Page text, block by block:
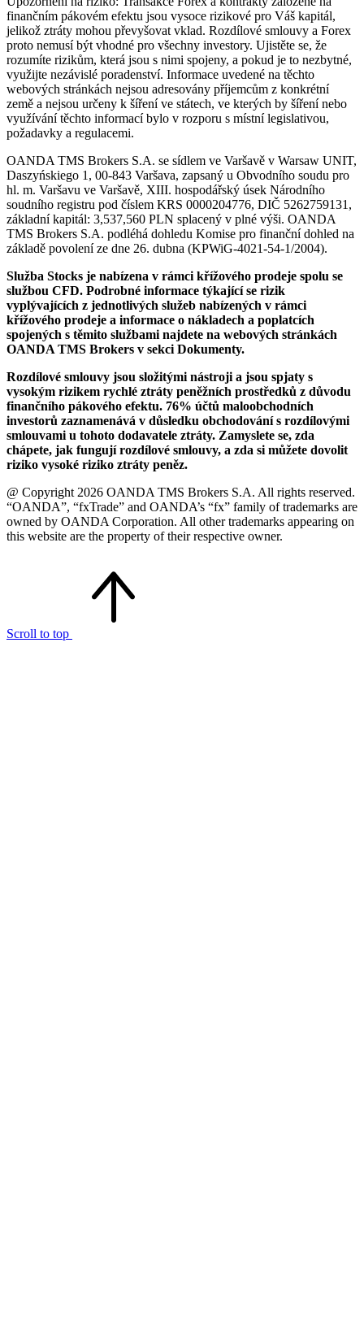
finančním pákovém efektu jsou vysoce rizikové pro Váš kapitál,
jelikož ztráty mohou převyšovat vklad. Rozdílové smlouvy a Forex
proto nemusí být vhodné pro všechny investory. Ujistěte se, že
rozumíte rizikům, která jsou s nimi spojeny, a pokud je to nezbytné,
využijte nezávislé poradenství. Informace uvedené na těchto
webových stránkách nejsou adresovány příjemcům z konkrétní
země a nejsou určeny k šíření ve státech, ve kterých by šíření nebo
využívání těchto informací bylo v rozporu s místní legislativou,
požadavky a regulacemi.
OANDA TMS Brokers S.A. se sídlem ve Varšavě v Warsaw UNIT,
Daszyńskiego 1, 00-843 Varšava, zapsaný u Obvodního soudu pro
hl. m. Varšavu ve Varšavě, XIII. hospodářský úsek Národního
soudního registru pod číslem KRS 0000204776, DIČ 5262759131,
základní kapitál: 3,537,560 PLN splacený v plné výši. OANDA
TMS Brokers S.A. podléhá dohledu Komise pro finanční dohled na
základě povolení ze dne 26. dubna (KPWiG-4021-54-1/2004).
Služba Stocks je nabízena v rámci křížového prodeje spolu se
službou CFD. Podrobné informace týkající se rizik
vyplývajících z jednotlivých služeb nabízených v rámci
křížového prodeje a informace o nákladech a poplatcích
spojených s těmito službami najdete na webových stránkách
OANDA TMS Brokers v sekci Dokumenty.
Rozdílové smlouvy jsou složitými nástroji a jsou spjaty s
vysokým rizikem rychlé ztráty peněžních prostředků z důvodu
finančního pákového efektu. 76% účtů maloobchodních
investorů zaznamenává v důsledku obchodování s rozdílovými
smlouvami u tohoto dodavatele ztráty. Zamyslete se, zda
chápete, jak fungují rozdílové smlouvy, a zda si můžete dovolit
riziko vysoké riziko ztráty peněz.
@ Copyright 2026 OANDA TMS Brokers S.A. All rights reserved.
“OANDA”, “fxTrade” and OANDA’s “fx” family of trademarks are
owned by OANDA Corporation. All other trademarks appearing on
this website are the property of their respective owner.
Scroll to top